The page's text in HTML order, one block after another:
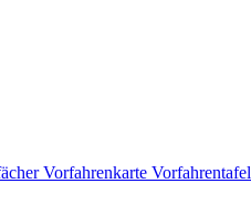
Vorfahrenkarte Vorfahrentafel